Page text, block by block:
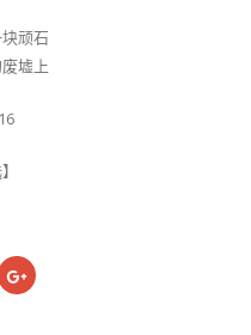
顽石
墟上
点
击